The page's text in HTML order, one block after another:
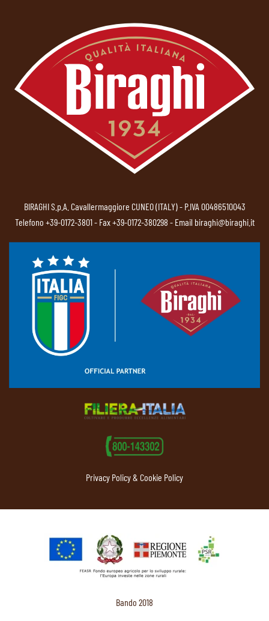
BIRAGHI S.p.A. Cavallermaggiore CUNEO (ITALY) - P.IVA 00486510043
Telefono +39-0172-3801- Fax +39-0172-380298 - Email biraghi@biraghi.it
Privacy Policy & Cookie Policy
Bando 2018